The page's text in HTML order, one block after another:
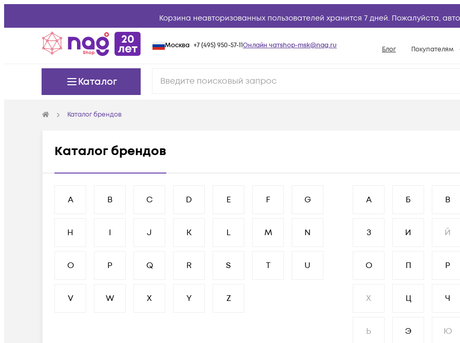
Корзина неавторизованных пользователей хранится 7 дней. Пожалуйста,
Москва +7 (495) 950-57-11Онлайн чатshop-msk@nag.ru Блог Покупателям
Каталог
Каталог брендов
Каталог брендов
A B C D E F G
H I J K L M N
O P Q R S T U
V W X Y Z
А Б В
З И Й
О П Р
Х Ц Ч
Ь Э Ю